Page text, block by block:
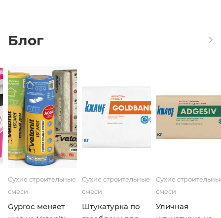
Блог
Сухие строительные
смеси
Gyproc меняет
Сухие строительные
смеси
Штукатурка по
Сухие
смеси
Уличная